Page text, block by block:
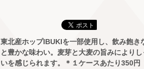
東北産ホップIBUKIを一部使用し、飲み飽き
と豊かな味わい。麦芽と大麦の旨みにより
いを感じられます。＊１ケースあたり350円